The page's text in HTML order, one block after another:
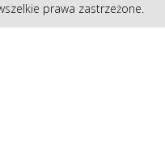
prawa zastrzeżone.